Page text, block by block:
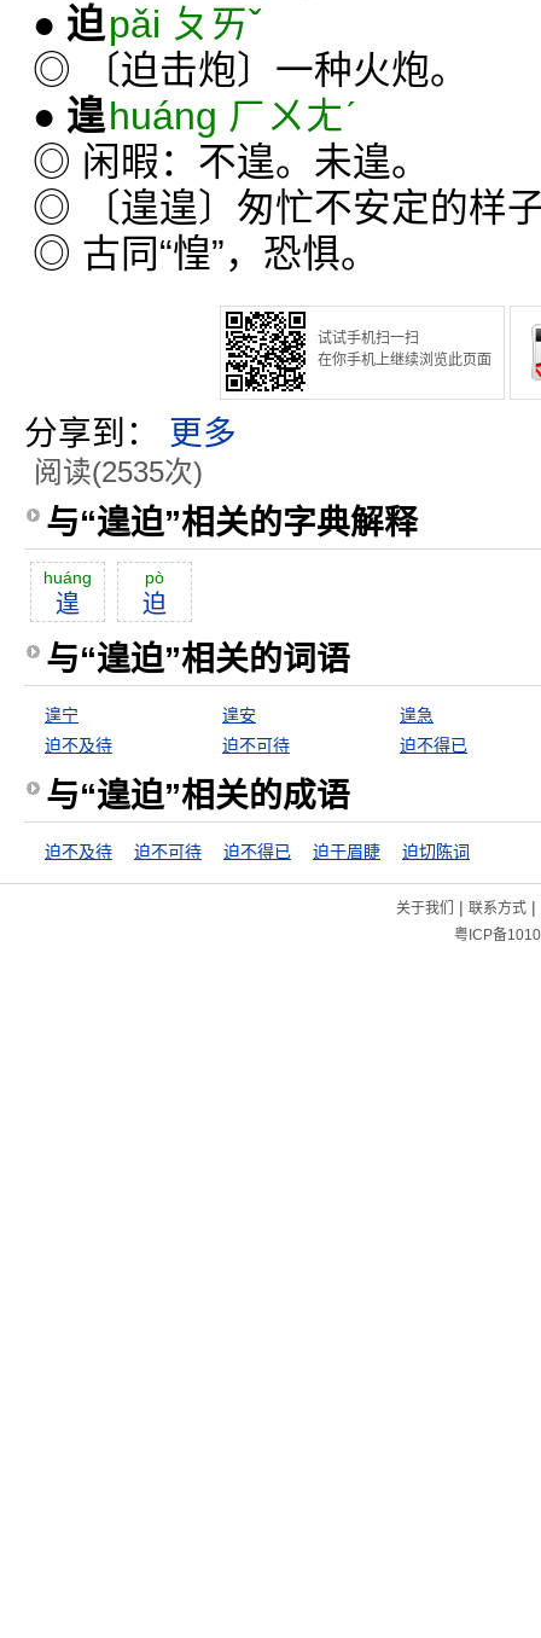
● 迫pǎi ㄆㄞˇ
◎ 〔迫击炮〕一种火炮。
● 遑huáng ㄏㄨㄤˊ
◎ 闲暇：不遑。未遑。
◎ 〔遑遑〕匆忙不安定的样
◎ 古同“惶”，恐惧。
试试手机扫一扫
在你手机上继续浏览此页面
分享到： 更多
阅读(2535次)
与“遑迫”相关的字典解释
huáng
遑
pò
迫
与“遑迫”相关的词语
遑宁 遑安
遑急
迫不及待
迫不可待 迫不得已
与“遑迫”相关的成语
迫不及待 迫不可待 迫不得已 迫于眉睫 迫切陈词
关于我们 | 联系方式|
粤ICP备